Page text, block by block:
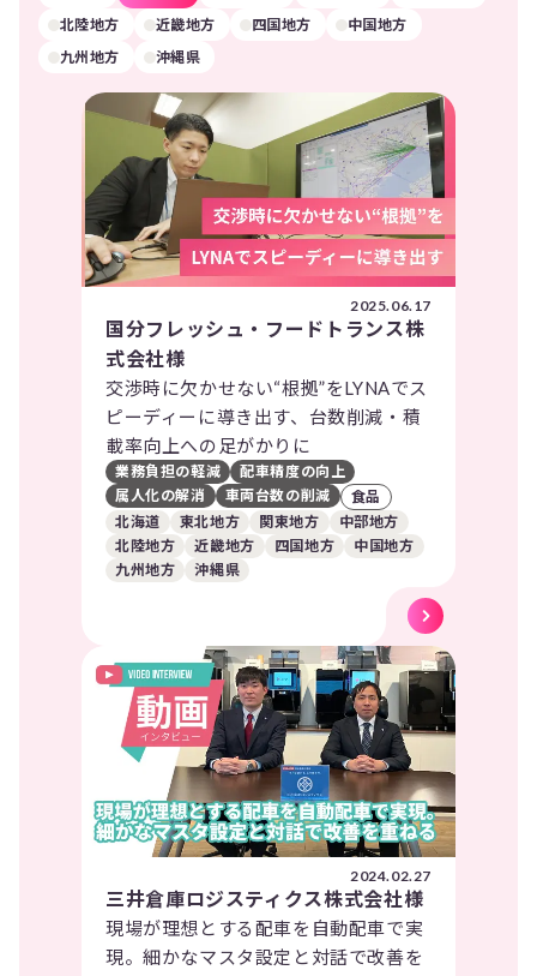
北陸地方
近畿地方 四国地方
中国地方
九州地方
沖縄県
2025.06.17
国分フレッシュ・フードトランス株
式会社様
交渉時に欠かせない“根拠”をLYNAでス
ピーディーに導き出す、台数削減・積
載率向上への足がかりに
業務負担の軽減
配車精度の向上
属人化の解消
車両台数の削減
食品
北海道
東北地方 関東地方
中部地方
北陸地方
近畿地方 四国地方
中国地方
九州地方
沖縄県
2024.02.27
三井倉庫ロジスティクス株式会社様
現場が理想とする配車を自動配車で実
現。細かなマスタ設定と対話で改善を